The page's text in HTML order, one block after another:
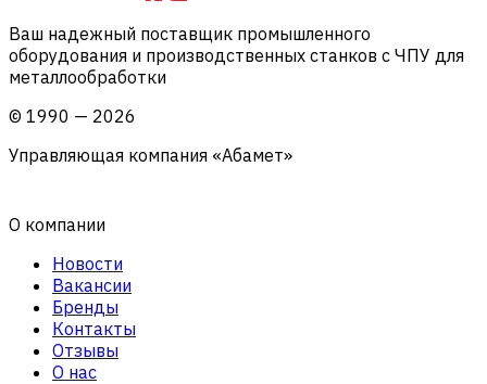
Ваш надежный поставщик промышленного
оборудования и производственных станков с ЧПУ для
металлообработки
© 1990 — 2026
Управляющая компания «Абамет»
О компании
Новости
Вакансии
Бренды
Контакты
Отзывы
О нас